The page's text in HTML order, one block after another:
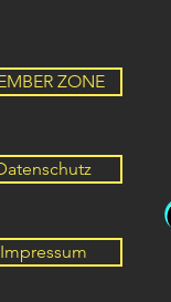
ZONE
Impressum